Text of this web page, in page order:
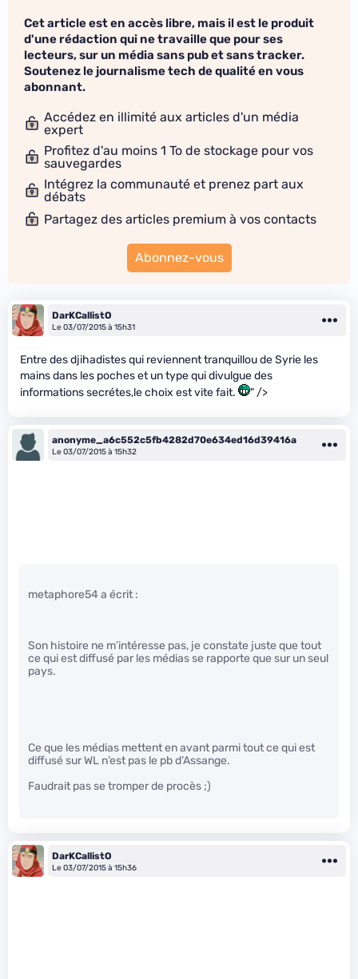
Cet article est en accès libre, mais il est le produit
d'une rédaction qui ne travaille que pour ses
lecteurs, sur un média sans pub et sans tracker.
Soutenez le journalisme tech de qualité en vous
abonnant.
Accédez en illimité aux articles d'un média
expert
Profitez d'au moins 1 To de stockage pour vos
sauvegardes
Intégrez la communauté et prenez part aux
débats
Partagez des articles premium à vos contacts
Abonnez-vous
DarKCallistO
Le 03/07/2015 à 15h31
Entre des djihadistes qui reviennent tranquillou de Syrie les
mains dans les poches et un type qui divulgue des
informations secrétes,le choix est vite fait.
" />
anonyme_a6c552c5fb4282d70e634ed16d39416a
Le 03/07/2015 à 15h32
metaphore54 a écrit :
Son histoire ne m’intéresse pas, je constate juste que tout
ce qui est diffusé par les médias se rapporte que sur un seul
pays.
Ce que les médias mettent en avant parmi tout ce qui est
diffusé sur WL n’est pas le pb d’Assange.
Faudrait pas se tromper de procès ;)
DarKCallistO
Le 03/07/2015 à 15h36